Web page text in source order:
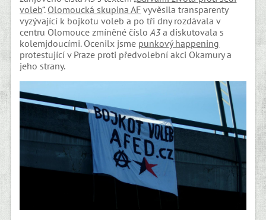
voleb“. Olomoucká skupina AF vyvěsila transparenty
vyzývající k bojkotu voleb a po tři dny rozdávala v
centru Olomouce zmíněné čísloA3a diskutovala s
kolemjdoucími. Ocenilx jsme punkový happening
protestující v Praze proti předvolební akci Okamury a
jeho strany.